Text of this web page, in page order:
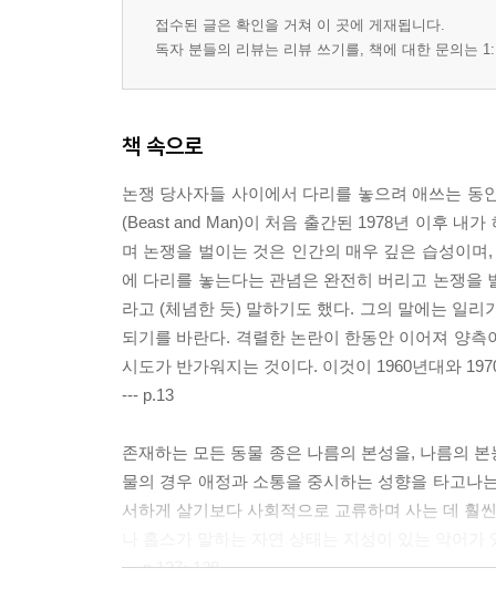
접수된 글은 확인을 거쳐 이 곳에 게재됩니다.
독자 분들의 리뷰는 리뷰 쓰기를, 책에 대한 문의는
책 속으로
논쟁 당사자들 사이에서 다리를 놓으려 애쓰는
(Beast and Man)이 처음 출간된 1978년 이후 내
며 논쟁을 벌이는 것은 인간의 매우 깊은 습성이
에 다리를 놓는다는 관념은 완전히 버리고 논쟁을
라고 (체념한 듯) 말하기도 했다. 그의 말에는 일
되기를 바란다. 격렬한 논란이 한동안 이어져 양
시도가 반가워지는 것이다. 이것이 1960년대와
--- p.13
존재하는 모든 동물 종은 나름의 본성을, 나름의
물의 경우 애정과 소통을 중시하는 성향을 타고나
서하게 살기보다 사회적으로 교류하며 사는 데 훨
--- p.127~128